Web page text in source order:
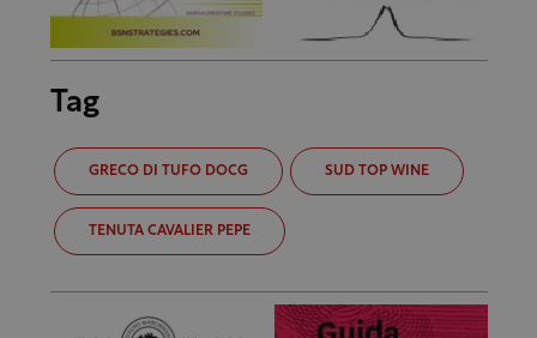
Tag
GRECO DI TUFO DOCG SUD TOP WINE
TENUTA CAVALIER PEPE